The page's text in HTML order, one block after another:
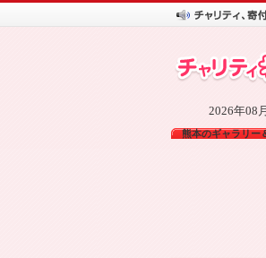
2026年08
熊本のギャラリー